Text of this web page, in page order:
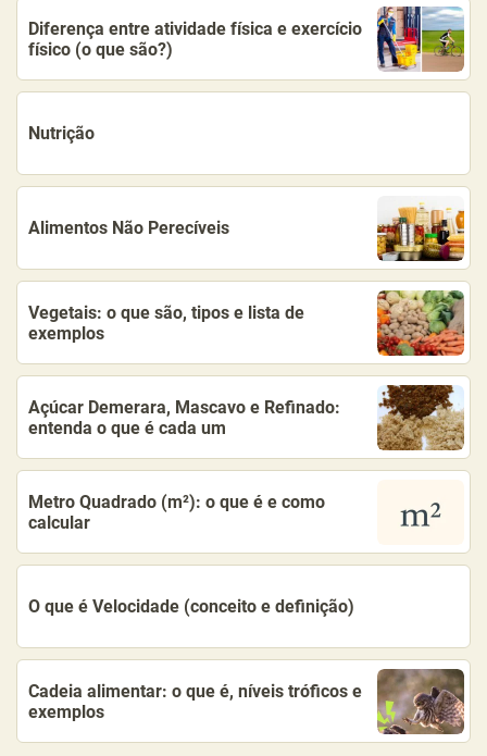
Diferença entre atividade física e exercício
físico (o que são?)
Nutrição
Alimentos Não Perecíveis
Vegetais: o que são, tipos e lista de
exemplos
Açúcar Demerara, Mascavo e Refinado:
entenda o que é cada um
Metro Quadrado (m²): o que é e como
calcular
O que é Velocidade (conceito e definição)
Cadeia alimentar: o que é, níveis tróficos e
exemplos